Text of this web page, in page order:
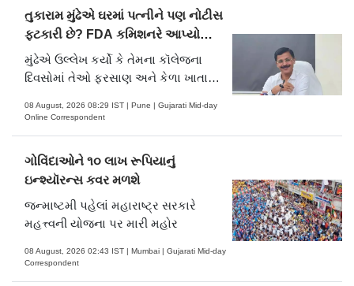
તુકારામ મુંઢેએ ઘરમાં પત્નીને પણ નોટીસ
ફટકારી છે? FDA કમિશનરે આપ્યો
રમૂજી જવાબ
મુંઢેએ ઉલ્લેખ કર્યો કે તેમના કૉલેજના
દિવસોમાં તેઓ ફરસાણ અને કેળા ખાતા
ખૂબ ગમતું હતું. હવે, જો હું તે ખાઉં, તો હું બે
આશ્ચર્ય થાય છે."
08 August, 2026 08:29 IST | Pune | Gujarati Mid-day
Online Correspondent
ગોવિંદાઓને ૧૦ લાખ રૂપિયાનું
ઇન્શ્યૉરન્સ કવર મળશે
જન્માષ્ટમી પહેલાં મહારાષ્ટ્ર સરકારે
મહત્ત્વની યોજના પર મારી મહોર
08 August, 2026 02:43 IST | Mumbai | Gujarati Mid-day
Correspondent